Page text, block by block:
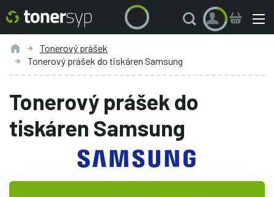
Tonerový prášek
Tonerový prášek do tiskáren Samsung
Tonerový prášek do
tiskáren Samsung